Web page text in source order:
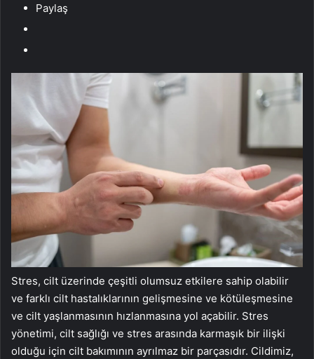
Paylaş
Stres, cilt üzerinde çeşitli olumsuz etkilere sahip olabilir
ve farklı cilt hastalıklarının gelişmesine ve kötüleşmesine
ve cilt yaşlanmasının hızlanmasına yol açabilir. Stres
yönetimi, cilt sağlığı ve stres arasında karmaşık bir ilişki
olduğu için cilt bakımının ayrılmaz bir parçasıdır. Cildimiz,